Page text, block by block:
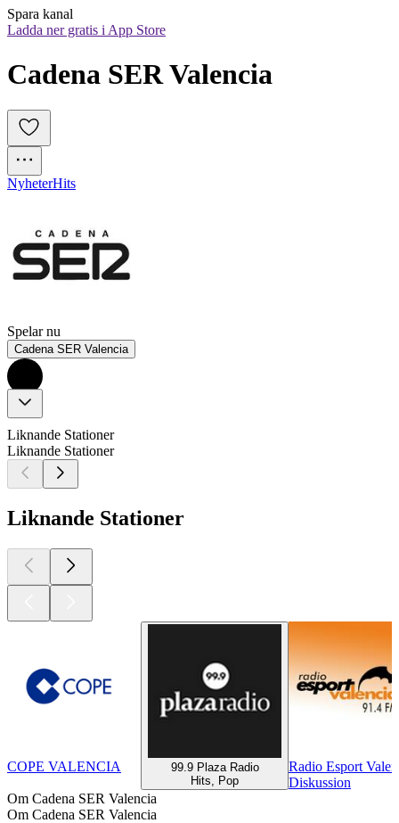
Spara kanal
Ladda ner gratis i App Store
Cadena SER Valencia
NyheterHits
Spelar nu
Cadena SER Valencia
Liknande Stationer
Liknande Stationer
Liknande Stationer
COPE VALENCIA
99.9 Plaza Radio
Hits, Pop
Radio Esport
Diskussion
Om Cadena SER Valencia
Om Cadena SER Valencia